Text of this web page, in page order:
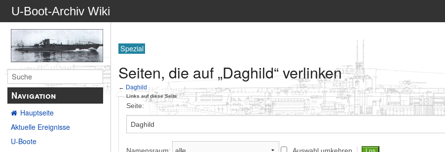
U-Boot-Archiv Wiki
Navigation
Hauptseite
Aktuelle Ereignisse
U-Boote
Spezial
Seiten, die auf „Daghild“ verlinken
← Daghild
Links auf diese Seite
Seite:
Namensraum: Auswahl umkehren